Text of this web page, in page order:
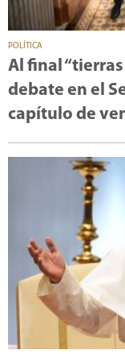
POLÍTICA
Al final
debate en el
capítulo de